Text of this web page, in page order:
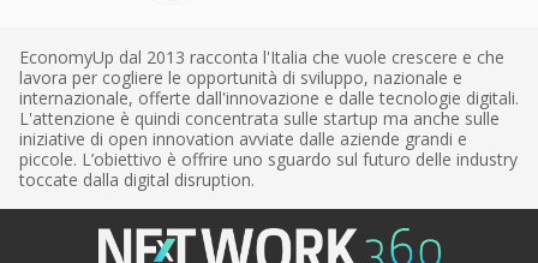
EconomyUp dal 2013 racconta l'Italia che vuole crescere e che
lavora per cogliere le opportunità di sviluppo, nazionale e
internazionale, offerte dall'innovazione e dalle tecnologie digitali.
L'attenzione è quindi concentrata sulle startup ma anche sulle
iniziative di open innovation avviate dalle aziende grandi e
piccole. L’obiettivo è offrire uno sguardo sul futuro delle industry
toccate dalla digital disruption.